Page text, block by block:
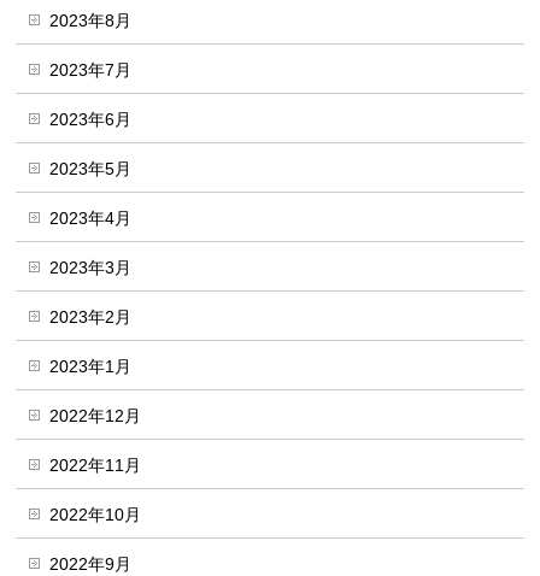
2023年8月
2023年7月
2023年6月
2023年5月
2023年4月
2023年3月
2023年2月
2023年1月
2022年12月
2022年11月
2022年10月
2022年9月